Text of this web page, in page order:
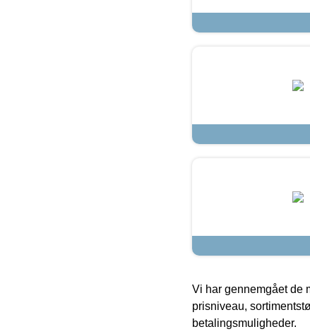
Vi har gennemgået de
prisniveau,
betalingsmuligheder.